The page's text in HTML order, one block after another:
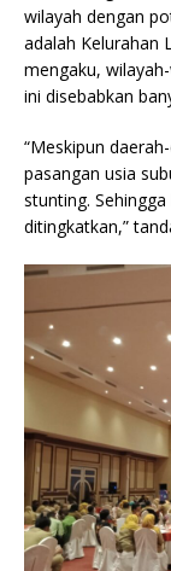
wilayah dengan
adalah Kelurahan
mengaku,
ini disebabkan
“Meskipun
pasangan usia
stunting.
ditingkatkan,”